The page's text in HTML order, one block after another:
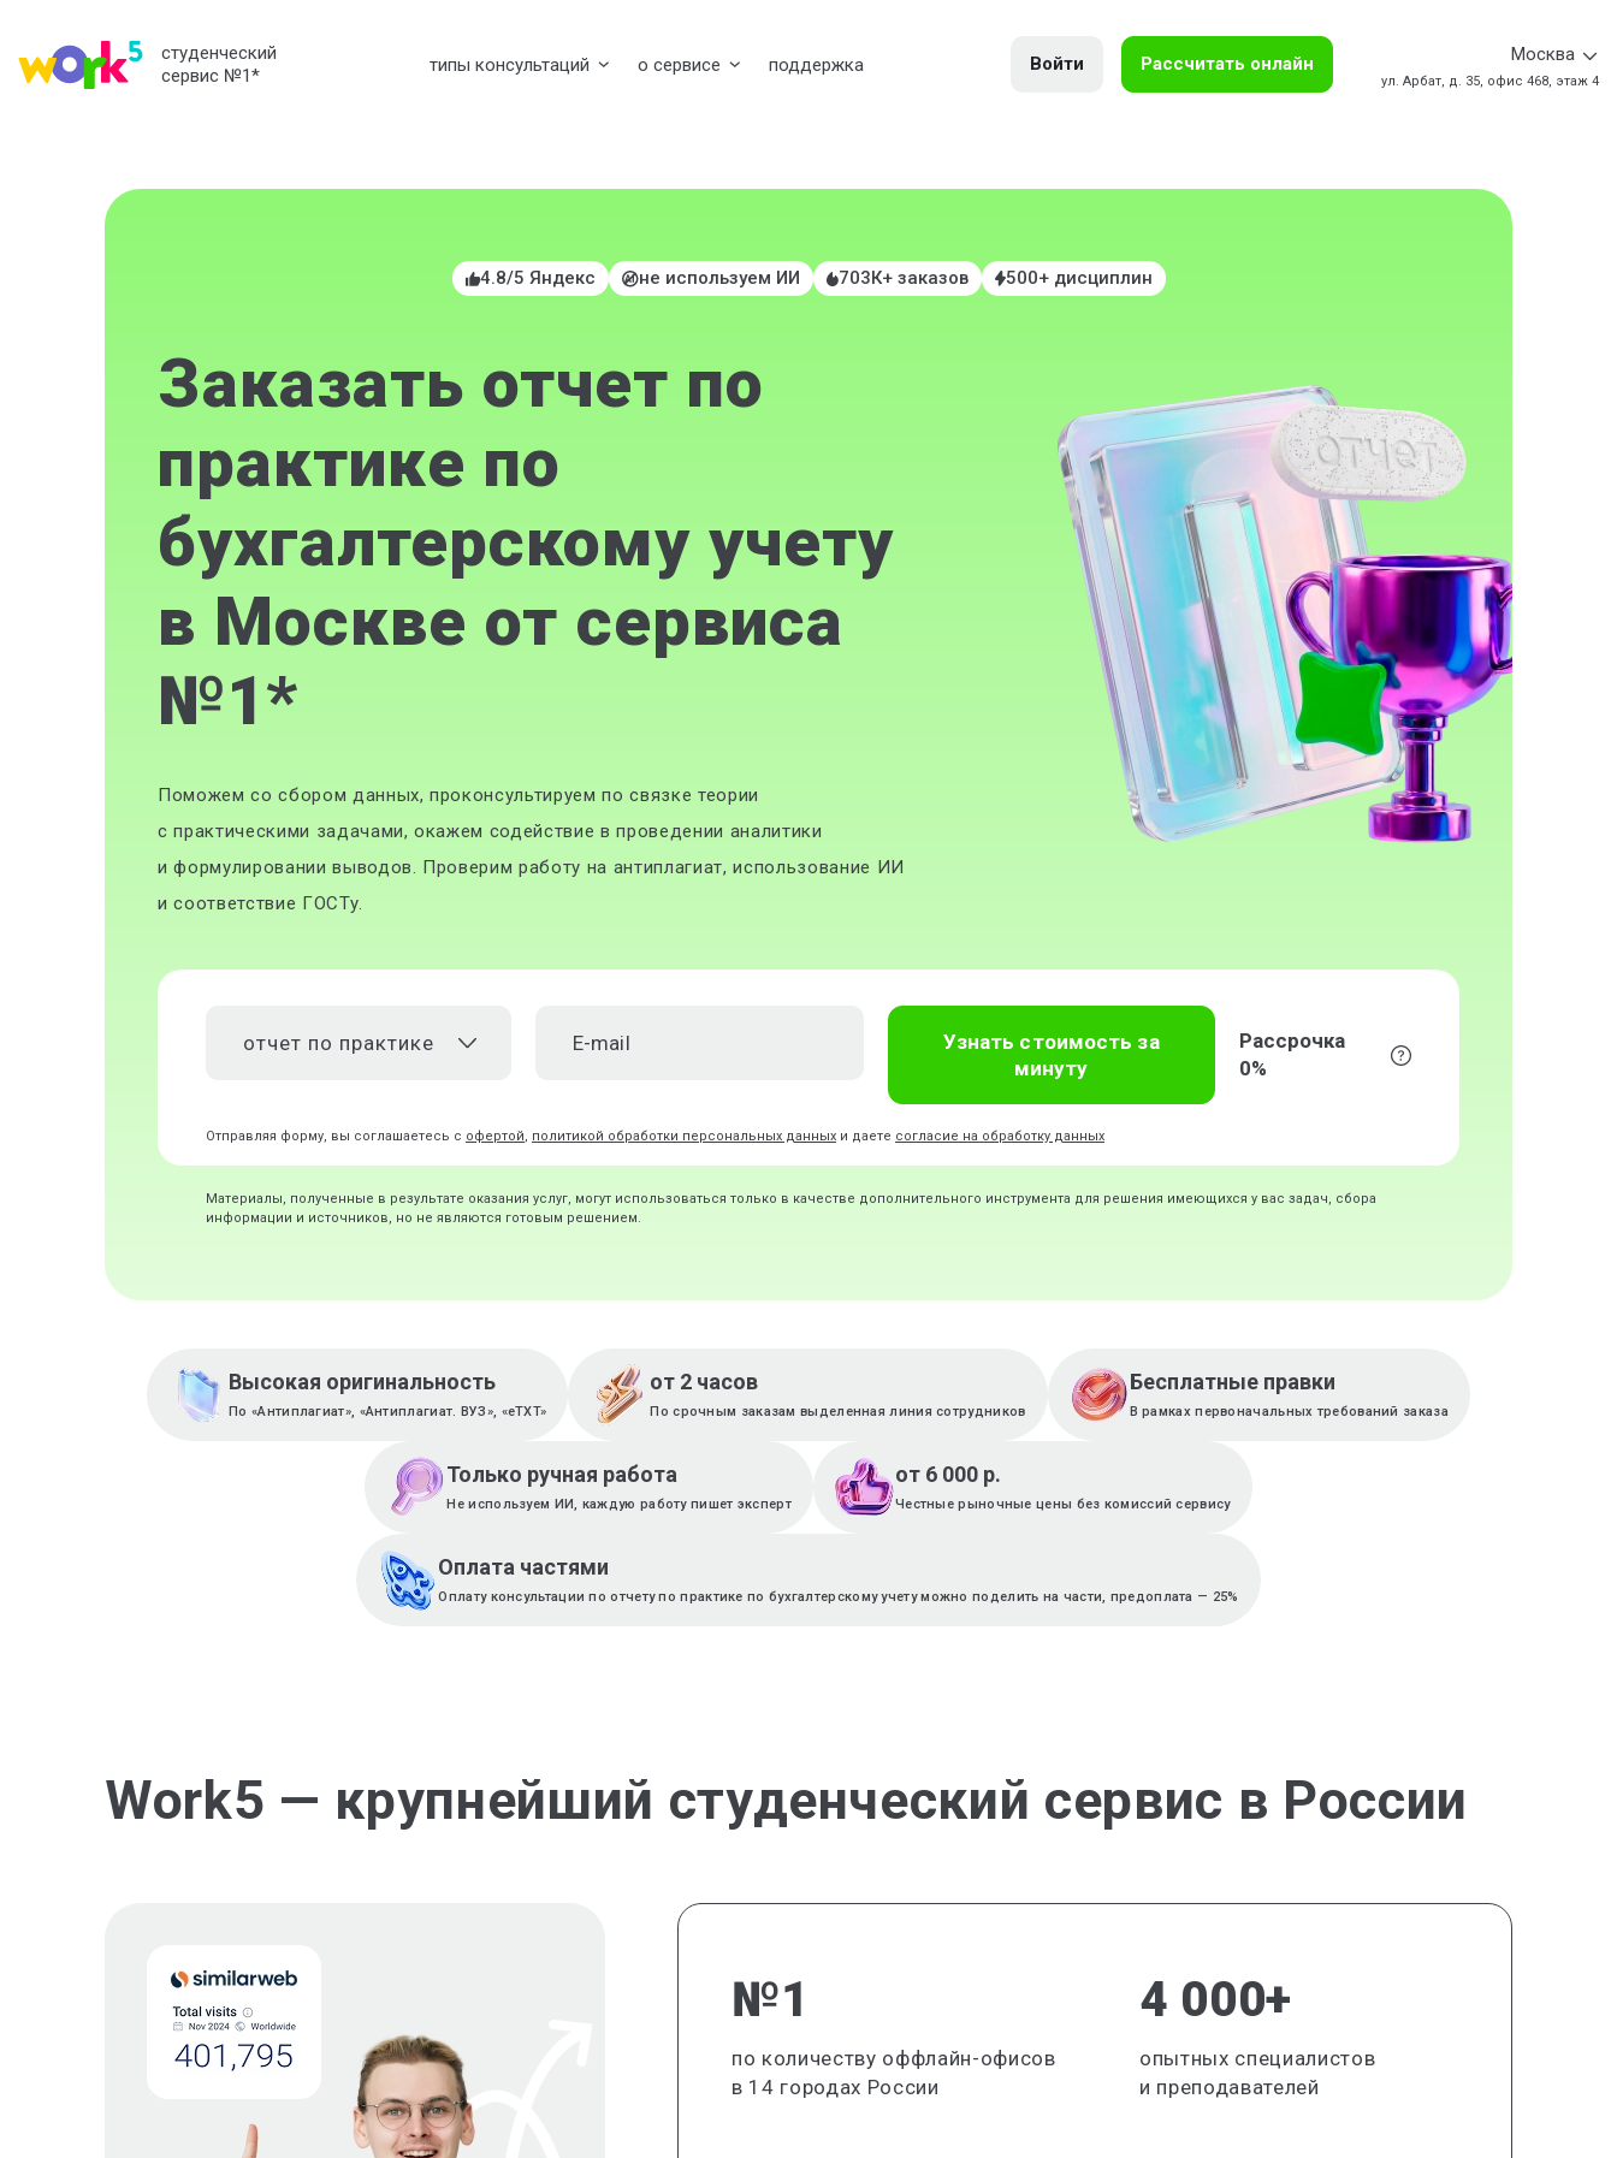
студенческий
сервис №1* типы консультаций о сервисе поддержка Войти Рассчитать онлайн Москва
ул. Арбат, д. 35, офис 468, этаж 4
4.8/5 Яндекс не используем ИИ 703К+ заказов 500+ дисциплин
Заказать отчет по
практике по
бухгалтерскому учету
в Москве от сервиса
№1*
Поможем со сбором данных, проконсультируем по связке теории
с практическими задачами, окажем содействие в проведении аналитики
и формулировании выводов. Проверим работу на антиплагиат, использование ИИ
и соответствие ГОСТу.
отчет по практике
Узнать стоимость за
минуту
Рассрочка
0%
Отправляя форму, вы соглашаетесь с офертой, политикой обработки персональных данных и даете согласие на обработку данных
Материалы, полученные в результате оказания услуг, могут использоваться только в качестве дополнительного инструмента для решения имеющихся у вас задач, сбора
информации и источников, но не являются готовым решением.
Высокая оригинальность
По «Антиплагиат», «Антиплагиат. ВУЗ», «eTXT»
от 2 часов
По срочным заказам выделенная линия сотрудников
Бесплатные правки
В рамках первоначальных требований заказа
Только ручная работа
Не используем ИИ, каждую работу пишет эксперт
от 6 000 р.
Честные рыночные цены без комиссий сервису
Оплата частями
Оплату консультации по отчету по практике по бухгалтерскому учету можно поделить на части, предоплата — 25%
Work5 — крупнейший студенческий сервис в России
№1
по количеству оффлайн-офисов
в 14 городах России
4 000+
опытных специалистов
и преподавателей